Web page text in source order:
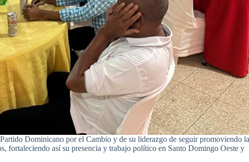
Dominicano por el Cambio y de su liderazgo de seguir promoviendo
fortaleciendo así su presencia y trabajo político en Santo Domingo Oeste y